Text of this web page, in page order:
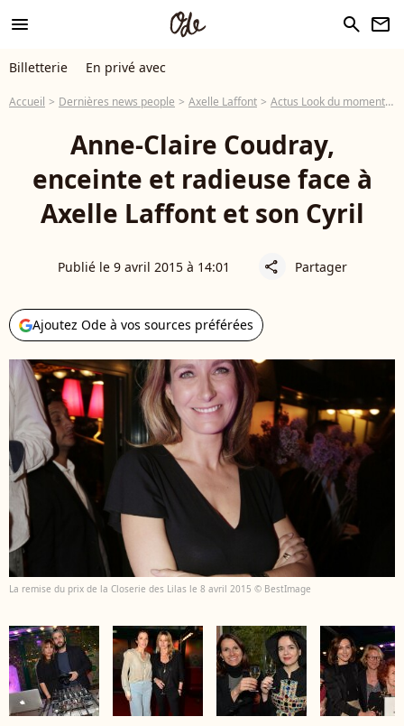
menu search newsletter
Billetterie En privé avec
Accueil Dernières news people Axelle Laffont Actus Look du moment
Anne-Claire Coudray,
enceinte et radieuse face à
Axelle Laffont et son Cyril
Publié le 9 avril 2015 à 14:01 share Partager
Ajoutez Ode à vos sources préférées
La remise du prix de la Closerie des Lilas le 8 avril 2015 © BestImage